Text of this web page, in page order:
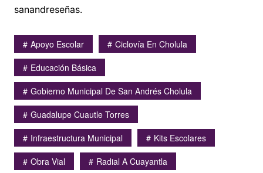
sanandreseñas.
Apoyo Escolar
Ciclovía En Cholula
Educación Básica
Gobierno Municipal De San Andrés Cholula
Guadalupe Cuautle Torres
Infraestructura Municipal
Kits Escolares
Obra Vial
Radial A Cuayantla